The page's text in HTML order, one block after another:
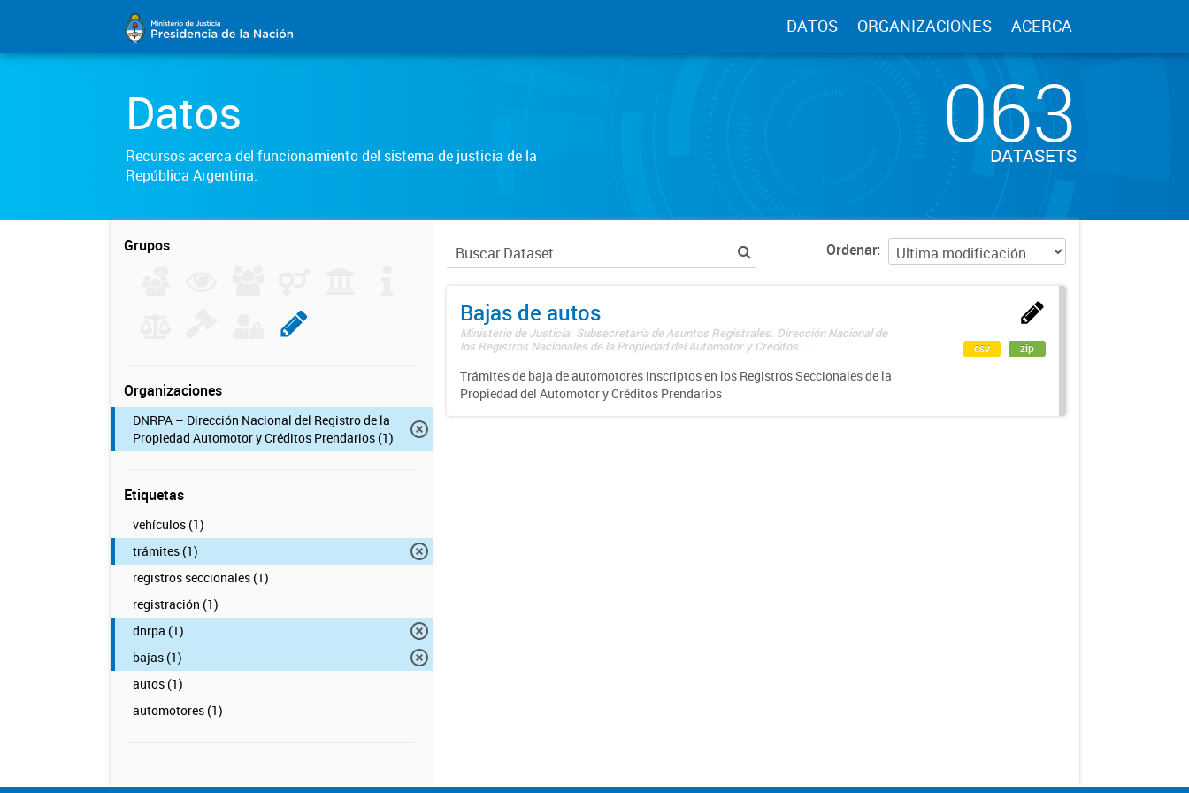
DATOS ORGANIZACIONES ACERCA
Datos
Recursos acerca del funcionamiento del sistema de justicia de la
República Argentina.
063
DATASETS
Grupos
Organizaciones
DNRPA – Dirección Nacional del Registro de la
Propiedad Automotor y Créditos Prendarios (1)
Etiquetas
vehículos (1)
trámites (1)
registros seccionales (1)
registración (1)
dnrpa (1)
bajas (1)
autos (1)
automotores (1)
Ordenar
Bajas de autos
Ministerio de Justicia. Subsecretaría de Asuntos Registrales. Dirección Nacional de
los Registros Nacionales de la Propiedad del Automotor y Créditos ...
Trámites de baja de automotores inscriptos en los Registros Seccionales de la
Propiedad del Automotor y Créditos Prendarios
csv zip